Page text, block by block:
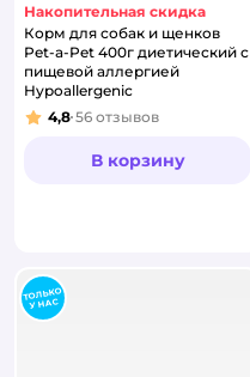
Накопительная скидка
Корм для собак и щенков
Pet-a-Pet 400г диетический с
пищевой аллергией
Hypoallergenic
Рейтинг:
4,8 56 отзывов
В корзину